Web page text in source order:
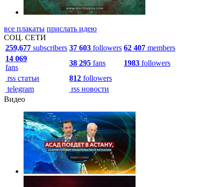
все плакаты прислать идею
СОЦ. СЕТИ
259,677 subscribers 37 603 followers 62 407 members
14 069
fans
38 295 fans 1983 followers
rss статьи
812 followers
telegram
rss новости
Видео